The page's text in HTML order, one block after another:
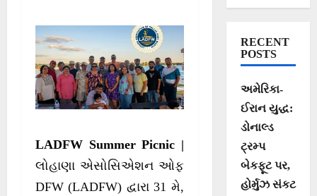
LADFW Summer Picnic |
લોહાણા એસોસિએશન ઓફ
DFW (LADFW) દ્વારા 31 મે,
RECENT
POSTS
અમેરિકા-
ઈરાન યુદ્ધ:
ડોનાલ્ડ
ટ્રમ્પ
બેકફૂટ પર,
હોર્મુઝ સંકટ